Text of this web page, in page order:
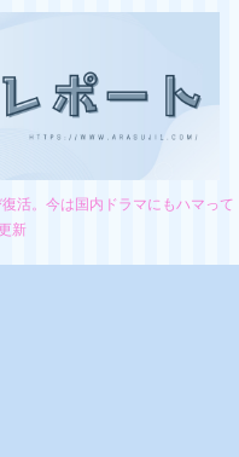
活。今は国内ドラマにもハマって
新